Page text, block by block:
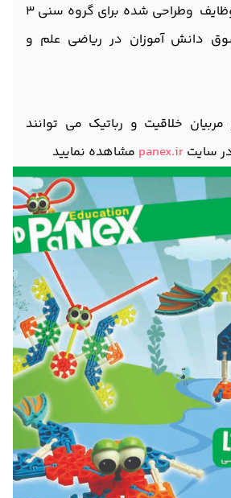
در گروه و تقسیم وظایف وطراحی شده برای گروه سنی 3
دانش آموزان در ریاضی علم و
مربیان خلاقیت و رباتیک می توانند
سایت
مشاهده نمایید